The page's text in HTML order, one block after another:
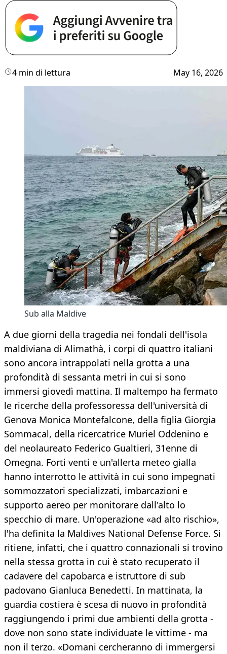
4 min di lettura May 16, 2026
Sub alla Maldive
A due giorni della tragedia nei fondali dell'isola
maldiviana di Alimathà, i corpi di quattro italiani
sono ancora intrappolati nella grotta a una
profondità di sessanta metri in cui si sono
immersi giovedì mattina. Il maltempo ha fermato
le ricerche della professoressa dell'università di
Genova Monica Montefalcone, della figlia Giorgia
Sommacal, della ricercatrice Muriel Oddenino e
del neolaureato Federico Gualtieri, 31enne di
Omegna. Forti venti e un'allerta meteo gialla
hanno interrotto le attività in cui sono impegnati
sommozzatori specializzati, imbarcazioni e
supporto aereo per monitorare dall'alto lo
specchio di mare. Un'operazione «ad alto rischio»,
l'ha definita la Maldives National Defense Force. Si
ritiene, infatti, che i quattro connazionali si trovino
nella stessa grotta in cui è stato recuperato il
cadavere del capobarca e istruttore di sub
padovano Gianluca Benedetti. In mattinata, la
guardia costiera è scesa di nuovo in profondità
raggiungendo i primi due ambienti della grotta -
dove non sono state individuate le vittime - ma
non il terzo. «Domani cercheranno di immergersi